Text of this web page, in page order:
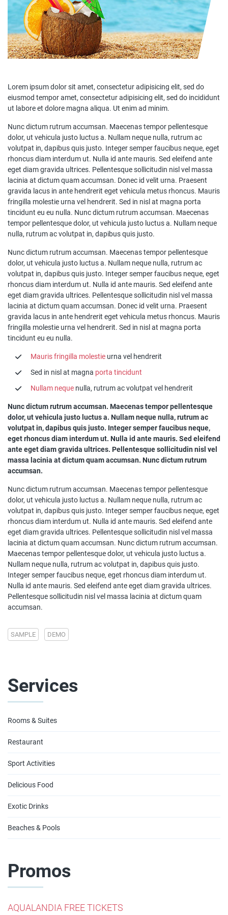
Lorem ipsum dolor sit amet, consectetur adipisicing elit, sed do
eiusmod tempor amet, consectetur adipisicing elit, sed do incididunt
ut labore et dolore magna aliqua. Ut enim ad minim.
Nunc dictum rutrum accumsan. Maecenas tempor pellentesque
dolor, ut vehicula justo luctus a. Nullam neque nulla, rutrum ac
volutpat in, dapibus quis justo. Integer semper faucibus neque, eget
rhoncus diam interdum ut. Nulla id ante mauris. Sed eleifend ante
eget diam gravida ultrices. Pellentesque sollicitudin nisl vel massa
lacinia at dictum quam accumsan. Donec id velit urna. Praesent
gravida lacus in ante hendrerit eget vehicula metus rhoncus. Mauris
fringilla molestie urna vel hendrerit. Sed in nisl at magna porta
tincidunt eu eu nulla. Nunc dictum rutrum accumsan. Maecenas
tempor pellentesque dolor, ut vehicula justo luctus a. Nullam neque
nulla, rutrum ac volutpat in, dapibus quis justo.
Nunc dictum rutrum accumsan. Maecenas tempor pellentesque
dolor, ut vehicula justo luctus a. Nullam neque nulla, rutrum ac
volutpat in, dapibus quis justo. Integer semper faucibus neque, eget
rhoncus diam interdum ut. Nulla id ante mauris. Sed eleifend ante
eget diam gravida ultrices. Pellentesque sollicitudin nisl vel massa
lacinia at dictum quam accumsan. Donec id velit urna. Praesent
gravida lacus in ante hendrerit eget vehicula metus rhoncus. Mauris
fringilla molestie urna vel hendrerit. Sed in nisl at magna porta
tincidunt eu eu nulla.
Mauris fringilla molestie urna vel hendrerit
Sed in nisl at magna porta tincidunt
Nullam neque nulla, rutrum ac volutpat vel hendrerit
Nunc dictum rutrum accumsan. Maecenas tempor pellentesque
dolor, ut vehicula justo luctus a. Nullam neque nulla, rutrum ac
volutpat in, dapibus quis justo. Integer semper faucibus neque,
eget rhoncus diam interdum ut. Nulla id ante mauris. Sed eleifend
ante eget diam gravida ultrices. Pellentesque sollicitudin nisl vel
massa lacinia at dictum quam accumsan. Nunc dictum rutrum
accumsan.
Nunc dictum rutrum accumsan. Maecenas tempor pellentesque
dolor, ut vehicula justo luctus a. Nullam neque nulla, rutrum ac
volutpat in, dapibus quis justo. Integer semper faucibus neque, eget
rhoncus diam interdum ut. Nulla id ante mauris. Sed eleifend ante
eget diam gravida ultrices. Pellentesque sollicitudin nisl vel massa
lacinia at dictum quam accumsan. Nunc dictum rutrum accumsan.
Maecenas tempor pellentesque dolor, ut vehicula justo luctus a.
Nullam neque nulla, rutrum ac volutpat in, dapibus quis justo.
Integer semper faucibus neque, eget rhoncus diam interdum ut.
Nulla id ante mauris. Sed eleifend ante eget diam gravida ultrices.
Pellentesque sollicitudin nisl vel massa lacinia at dictum quam
accumsan.
SAMPLE DEMO
Services
Rooms & Suites
Restaurant
Sport Activities
Delicious Food
Exotic Drinks
Beaches & Pools
Promos
AQUALANDIA FREE TICKETS